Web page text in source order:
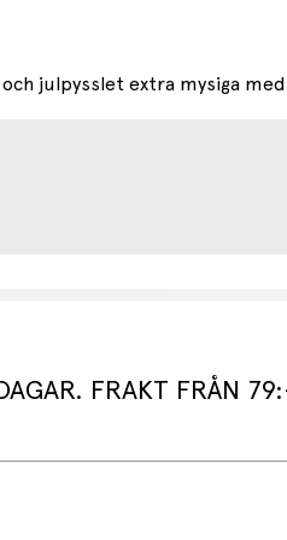
julpysslet extra mysiga
FRAKT FRÅN
varor som finns i lager är 2–4